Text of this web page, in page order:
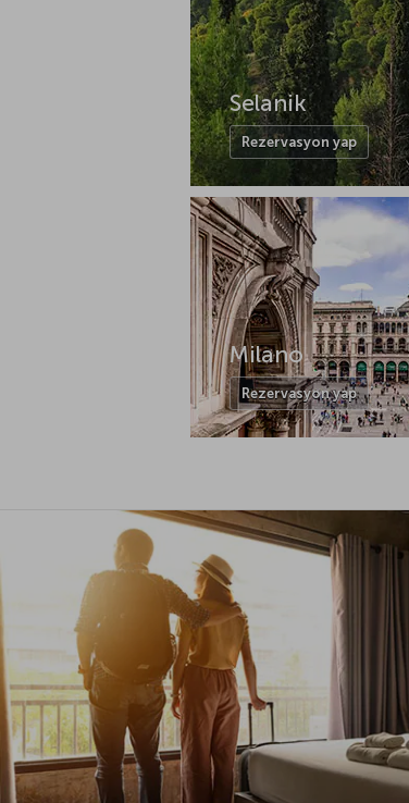
Selanik
Rezervasyon yap
Milano
Rezervasyon yap